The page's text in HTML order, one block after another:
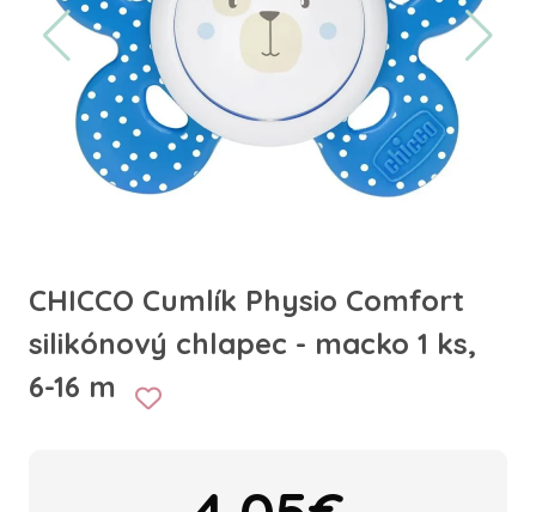
CHICCO Cumlík Physio Comfort
silikónový chlapec - macko 1 ks,
6-16 m